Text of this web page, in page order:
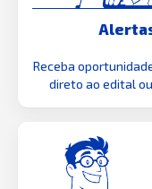
Receba
direto ao edital